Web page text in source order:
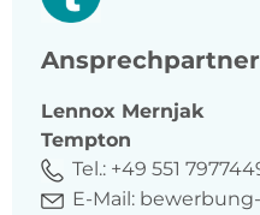
Ansprechpartner
Lennox Mernjak
Tempton
Tel.: +49 551
E-Mail: bewerbung-